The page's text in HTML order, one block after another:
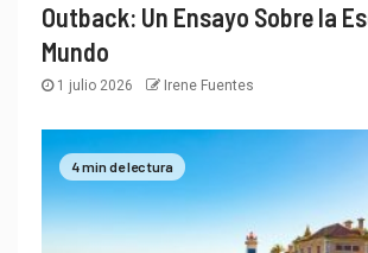
Outback: Un Ensayo Sobre la
Mundo
1 julio 2026 Irene Fuentes
4 min de lectura